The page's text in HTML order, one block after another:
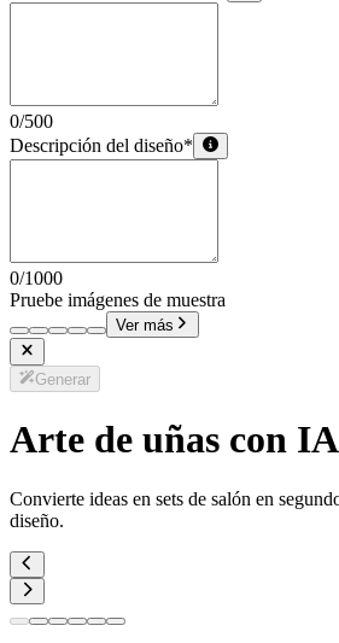
0/500
Descripción del diseño*
0/1000
Pruebe imágenes de muestra
Ver más
Generar
Arte de uñas con IA
Convierte ideas en sets de salón en
diseño.